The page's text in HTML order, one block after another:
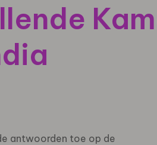
antwoorden toe op de